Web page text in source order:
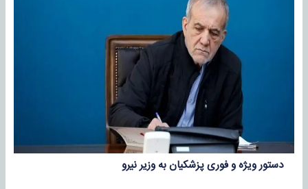
دستور ویژه و فوری پزشکیان به وزیر نیرو